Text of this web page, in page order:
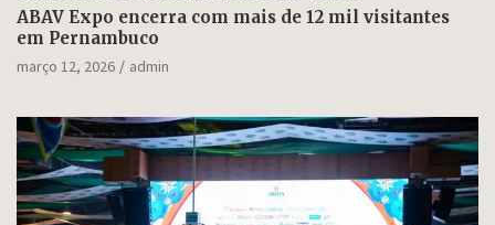
ABAV Expo encerra com mais de 12 mil visitantes
em Pernambuco
março 12, 2026 admin